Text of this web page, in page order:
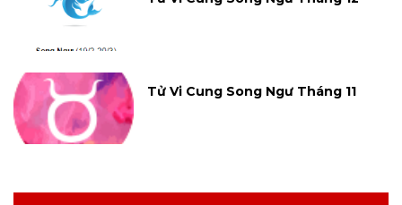
Tử Vi Cung Song Ngư Tháng 11